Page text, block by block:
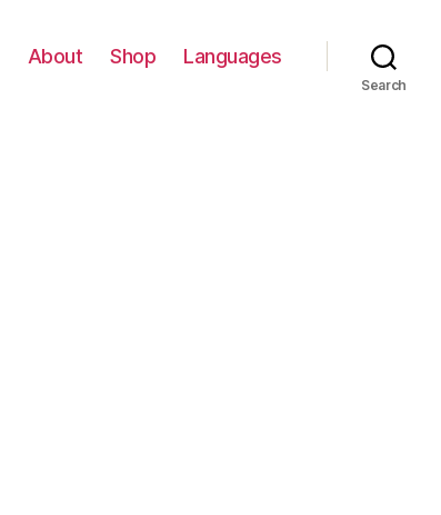
About Shop Languages
Search